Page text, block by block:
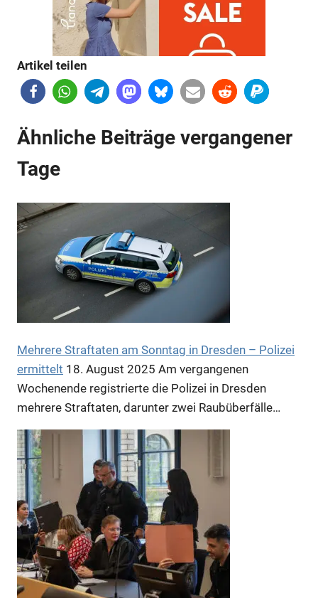
Anzeige
Anzeige
Artikel teilen
Ähnliche Beiträge vergangener
Tage
Mehrere Straftaten am Sonntag in Dresden – Polizei
ermittelt 18. August 2025 Am vergangenen
Wochenende registrierte die Polizei in Dresden
mehrere Straftaten, darunter zwei Raubüberfälle…